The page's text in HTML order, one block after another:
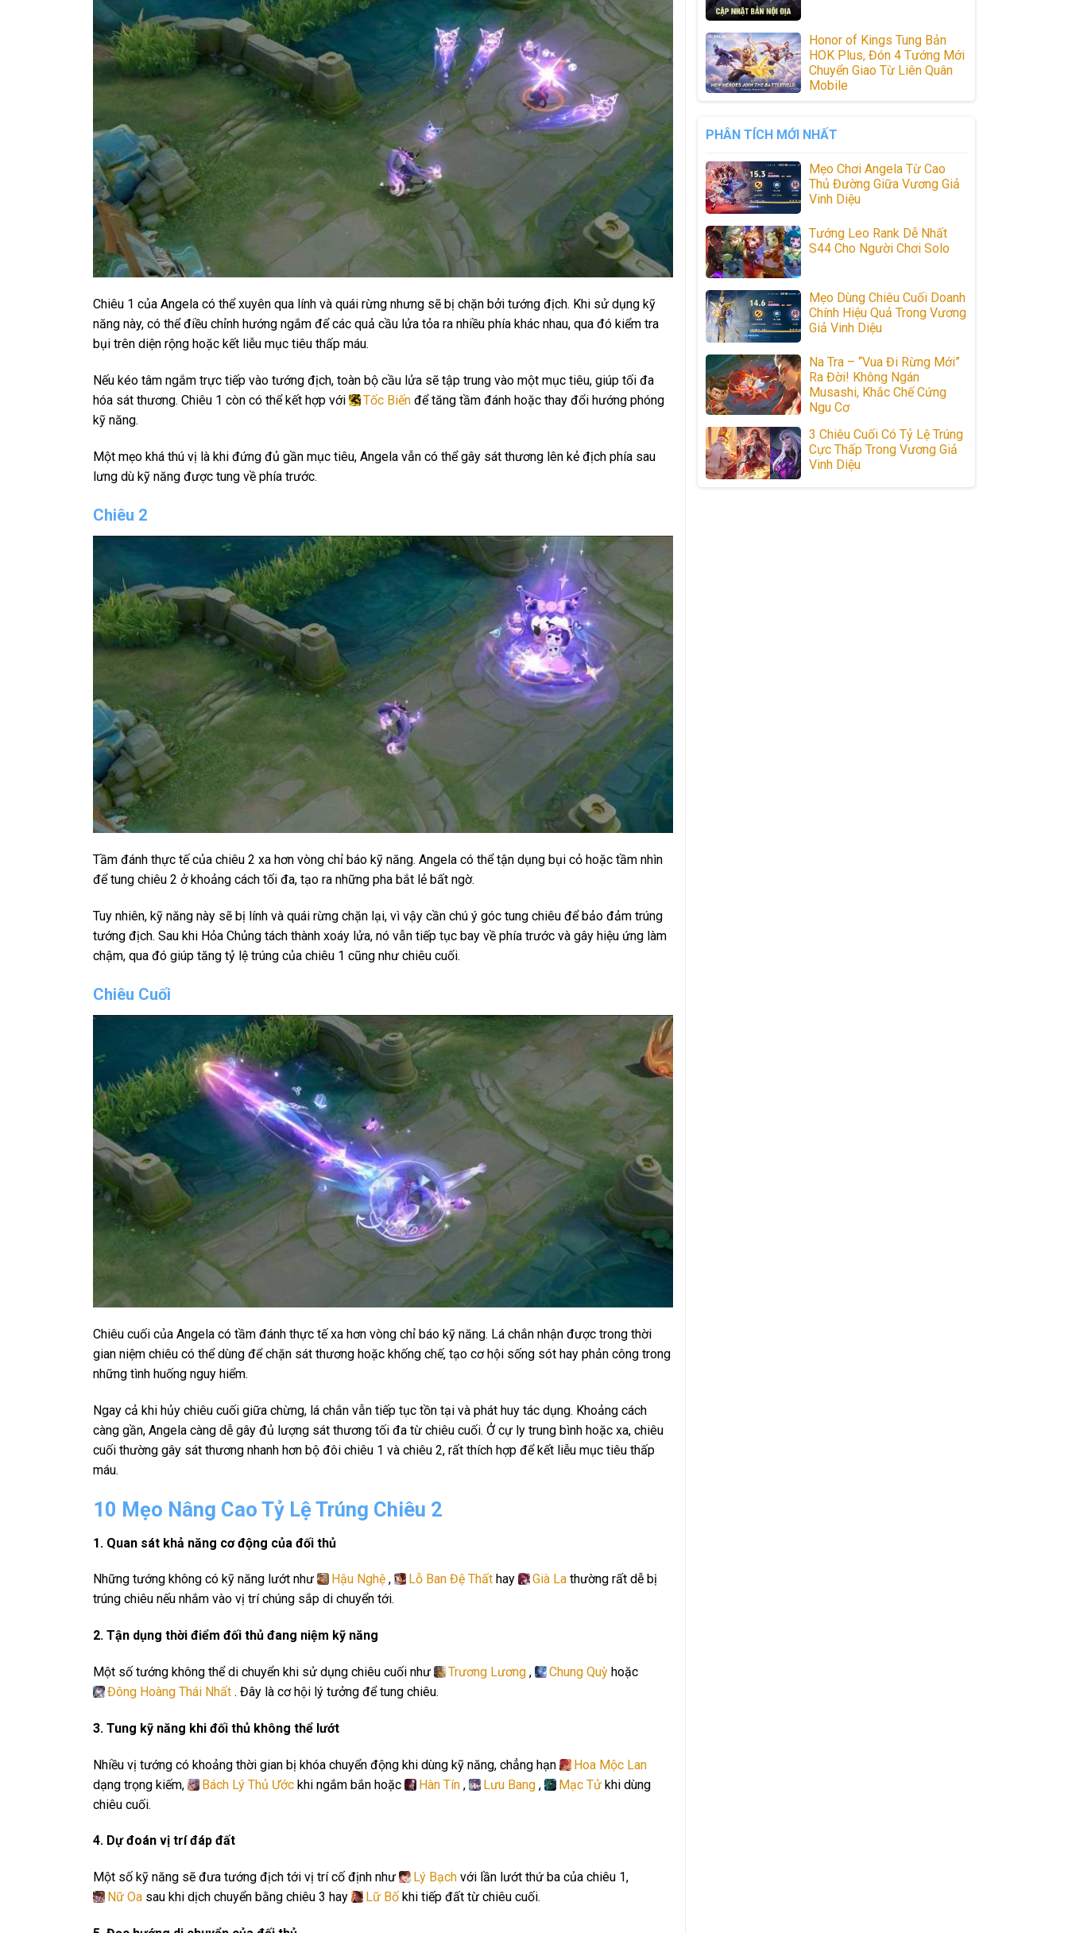
Chiêu 1 của Angela có thể xuyên qua lính và quái rừng nhưng sẽ bị chặn bởi tướng địch. Khi sử dụng kỹ
năng này, có thể điều chỉnh hướng ngắm để các quả cầu lửa tỏa ra nhiều phía khác nhau, qua đó kiểm tra
bụi trên diện rộng hoặc kết liễu mục tiêu thấp máu.
Nếu kéo tâm ngắm trực tiếp vào tướng địch, toàn bộ cầu lửa sẽ tập trung vào một mục tiêu, giúp tối đa
hóa sát thương. Chiêu 1 còn có thể kết hợp với
Tốc Biến để tăng tầm đánh hoặc thay đổi hướng phóng
kỹ năng.
Một mẹo khá thú vị là khi đứng đủ gần mục tiêu, Angela vẫn có thể gây sát thương lên kẻ địch phía sau
lưng dù kỹ năng được tung về phía trước.
Chiêu 2
Tầm đánh thực tế của chiêu 2 xa hơn vòng chỉ báo kỹ năng. Angela có thể tận dụng bụi cỏ hoặc tầm nhìn
để tung chiêu 2 ở khoảng cách tối đa, tạo ra những pha bắt lẻ bất ngờ.
Tuy nhiên, kỹ năng này sẽ bị lính và quái rừng chặn lại, vì vậy cần chú ý góc tung chiêu để bảo đảm trúng
tướng địch. Sau khi Hỏa Chủng tách thành xoáy lửa, nó vẫn tiếp tục bay về phía trước và gây hiệu ứng làm
chậm, qua đó giúp tăng tỷ lệ trúng của chiêu 1 cũng như chiêu cuối.
Chiêu Cuối
Chiêu cuối của Angela có tầm đánh thực tế xa hơn vòng chỉ báo kỹ năng. Lá chắn nhận được trong thời
gian niệm chiêu có thể dùng để chặn sát thương hoặc khống chế, tạo cơ hội sống sót hay phản công trong
những tình huống nguy hiểm.
Ngay cả khi hủy chiêu cuối giữa chừng, lá chắn vẫn tiếp tục tồn tại và phát huy tác dụng. Khoảng cách
càng gần, Angela càng dễ gây đủ lượng sát thương tối đa từ chiêu cuối. Ở cự ly trung bình hoặc xa, chiêu
cuối thường gây sát thương nhanh hơn bộ đôi chiêu 1 và chiêu 2, rất thích hợp để kết liễu mục tiêu thấp
máu.
10 Mẹo Nâng Cao Tỷ Lệ Trúng Chiêu 2
1. Quan sát khả năng cơ động của đối thủ
Những tướng không có kỹ năng lướt như Hậu Nghệ , Lỗ Ban Đệ Thất hay Già La thường rất dễ bị
trúng chiêu nếu nhắm vào vị trí chúng sắp di chuyển tới.
2. Tận dụng thời điểm đối thủ đang niệm kỹ năng
Một số tướng không thể di chuyển khi sử dụng chiêu cuối như Trương Lương , Chung Quỳ hoặc
Đông Hoàng Thái Nhất . Đây là cơ hội lý tưởng để tung chiêu.
3. Tung kỹ năng khi đối thủ không thể lướt
Nhiều vị tướng có khoảng thời gian bị khóa chuyển động khi dùng kỹ năng, chẳng hạn
Hoa Mộc Lan
dạng trọng kiếm,
Bách Lý Thủ Ước khi ngắm bắn hoặc Hàn Tín , Lưu Bang , Mạc Tử khi dùng
chiêu cuối.
4. Dự đoán vị trí đáp đất
Một số kỹ năng sẽ đưa tướng địch tới vị trí cố định như Lý Bạch với lần lướt thứ ba của chiêu 1,
Nữ Oa sau khi dịch chuyển bằng chiêu 3 hay Lữ Bố khi tiếp đất từ chiêu cuối.
Honor of Kings Tung Bản
HOK Plus, Đón 4 Tướng Mới
Chuyển Giao Từ Liên Quân
Mobile
PHÂN TÍCH MỚI NHẤT
Mẹo Chơi Angela Từ Cao
Thủ Đường Giữa Vương Giả
Vinh Diệu
Tướng Leo Rank Dễ Nhất
S44 Cho Người Chơi Solo
Mẹo Dùng Chiêu Cuối Doanh
Chính Hiệu Quả Trong Vương
Giả Vinh Diệu
Na Tra – “Vua Đi Rừng Mới”
Ra Đời! Không Ngán
Musashi, Khắc Chế Cứng
Ngu Cơ
3 Chiêu Cuối Có Tỷ Lệ Trúng
Cực Thấp Trong Vương Giả
Vinh Diệu